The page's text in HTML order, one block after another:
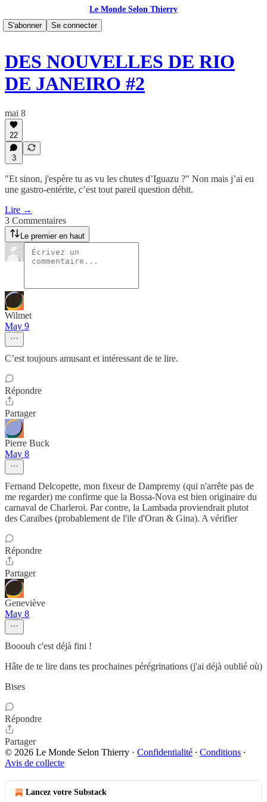
Le Monde Selon Thierry
S'abonner
Se connecter
DES NOUVELLES DE RIO
DE JANEIRO #2
mai 8
22
3
"Et sinon, j'espère tu as vu les chutes d’Iguazu ?" Non mais j’ai eu
une gastro-entérite, c’est tout pareil question débit.
Lire →
3 Commentaires
Le premier en haut
Wilmet
May 9
C’est toujours amusant et intéressant de te lire.
Répondre
Partager
Pierre Buck
May 8
Fernand Delcopette, mon fixeur de Dampremy (qui n'arrête pas de
me regarder) me confirme que la Bossa-Nova est bien originaire du
carnaval de Charleroi. Par contre, la Lambada proviendrait plutot
des Caraïbes (probablement de l'ile d'Oran & Gina). A vérifier
Répondre
Partager
Geneviève
May 8
Booouh c'est déjà fini !
Hâte de te lire dans tes prochaines pérégrinations (j'ai déjà oublié où)
Bises
Répondre
Partager
© 2026 Le Monde Selon Thierry · Confidentialité ∙ Conditions ∙
Avis de collecte
Lancez votre Substack